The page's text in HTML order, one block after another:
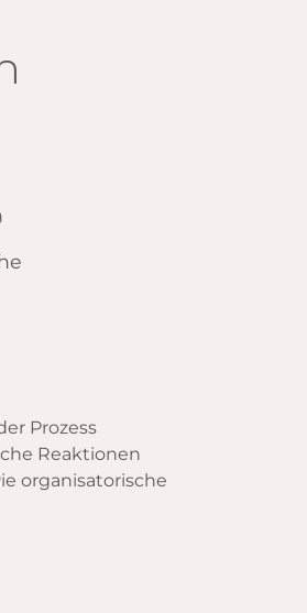
Prozess
Reaktionen
organisatorische